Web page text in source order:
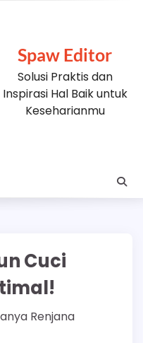
Spaw Editor
Solusi Praktis dan
Inspirasi Hal Baik untuk
Keseharianmu
Cuci
Renjana